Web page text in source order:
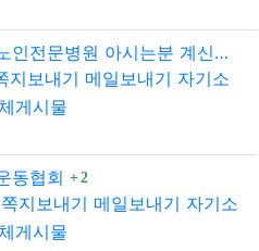
전문병원 아시는분 계신가요?
지보내기 메일보내기 자기소
게시물
동협회 댓글
2
쪽지보내기 메일보내기 자기소
게시물